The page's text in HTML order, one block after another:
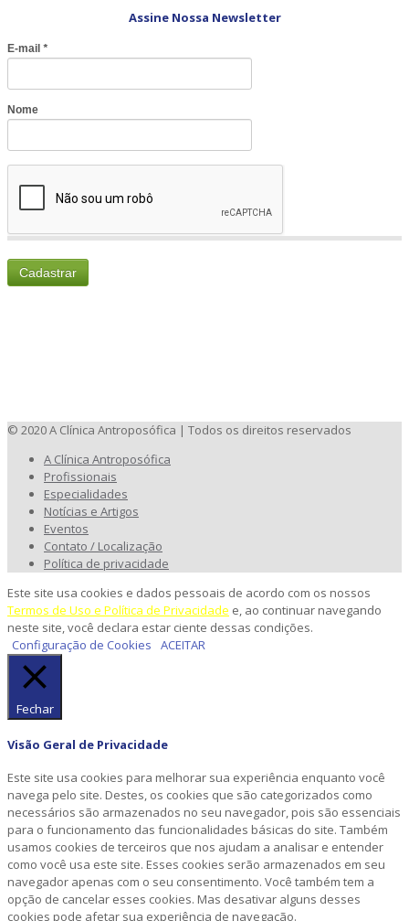
Assine Nossa Newsletter
© 2020 A Clínica Antroposófica | Todos os direitos reservados
A Clínica Antroposófica
Profissionais
Especialidades
Notícias e Artigos
Eventos
Contato / Localização
Política de privacidade
Este site usa cookies e dados pessoais de acordo com os nossos
Termos de Uso e Política de Privacidade e, ao continuar navegando
neste site, você declara estar ciente dessas condições.
Configuração de Cookies
ACEITAR
Fechar
Visão Geral de Privacidade
Este site usa cookies para melhorar sua experiência enquanto você
navega pelo site. Destes, os cookies que são categorizados como
necessários são armazenados no seu navegador, pois são essenciais
para o funcionamento das funcionalidades básicas do site. Também
usamos cookies de terceiros que nos ajudam a analisar e entender
como você usa este site. Esses cookies serão armazenados em seu
navegador apenas com o seu consentimento. Você também tem a
opção de cancelar esses cookies. Mas desativar alguns desses
cookies pode afetar sua experiência de navegação.